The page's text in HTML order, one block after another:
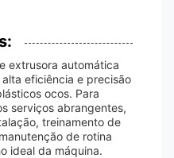
extrusora automática
eficiência e precisão
ocos. Para
serviços abrangentes,
treinamento de
de rotina
ideal da máquina.